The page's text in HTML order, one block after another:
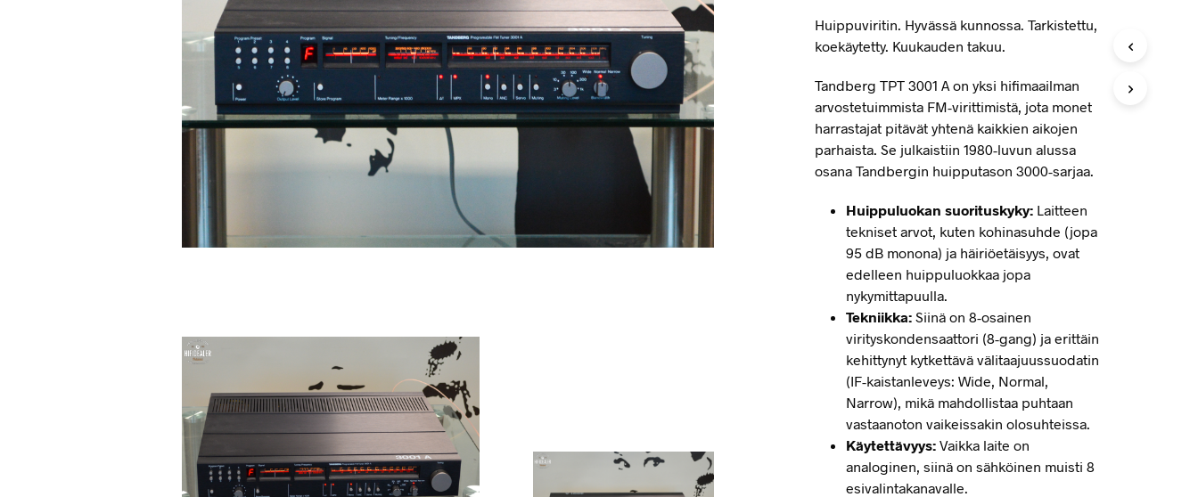
Huippuviritin. Hyvässä kunnossa. Tarkistettu,
koekäytetty. Kuukauden takuu.
Tandberg TPT 3001 A on yksi hifimaailman
arvostetuimmista FM-virittimistä, jota monet
harrastajat pitävät yhtenä kaikkien aikojen
parhaista. Se julkaistiin 1980-luvun alussa
osana Tandbergin huipputason 3000-sarjaa.
Huippuluokan suorituskyky:Laitteen
tekniset arvot, kuten kohinasuhde (jopa
95 dB monona) ja häiriöetäisyys, ovat
edelleen huippuluokkaa jopa
nykymittapuulla.
Tekniikka:Siinä on 8-osainen
virityskondensaattori (8-gang) ja erittäin
kehittynyt kytkettävä välitaajuussuodatin
(IF-kaistanleveys: Wide, Normal,
Narrow), mikä mahdollistaa puhtaan
vastaanoton vaikeissakin olosuhteissa.
Käytettävyys:Vaikka laite on
analoginen, siinä on sähköinen muisti 8
esivalintakanavalle.